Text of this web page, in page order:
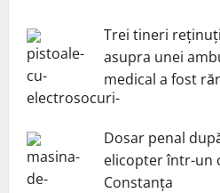
Trei tineri
asupra unei
medical a fost
Dosar penal
elicopter într-un
Constanța